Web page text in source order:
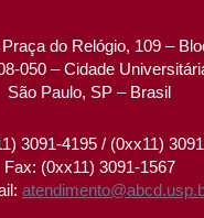
do Relógio, 109 –
050 – Cidade
São Paulo, SP – Brasil
3091-4195 / (0xx11)
Fax: (0xx11) 3091-1567